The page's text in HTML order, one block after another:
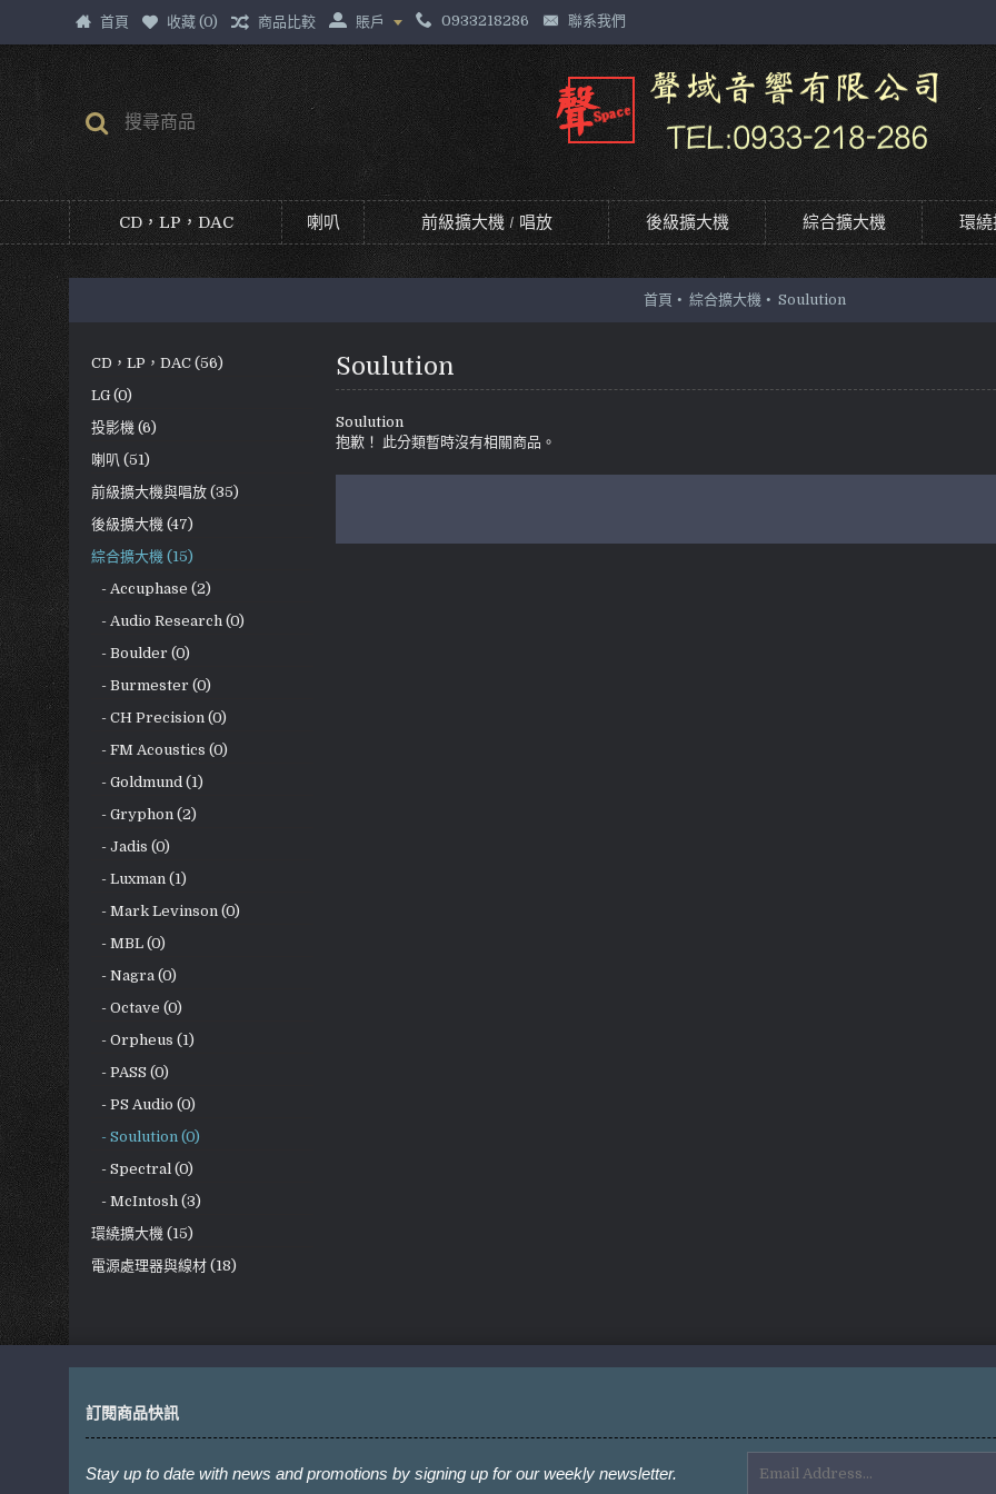
首頁 收藏 (0) 商品比較 賬戶 0933218286 聯系我們
CD，LP，DAC 喇叭 前級擴大機 / 唱放 後級擴大機 綜合擴大機 環繞
首頁 綜合擴大機 Soulution
CD，LP，DAC (56)
LG (0)
投影機 (6)
喇叭 (51)
前級擴大機與唱放 (35)
後級擴大機 (47)
綜合擴大機 (15)
- Accuphase (2)
- Audio Research (0)
- Boulder (0)
- Burmester (0)
- CH Precision (0)
- FM Acoustics (0)
- Goldmund (1)
- Gryphon (2)
- Jadis (0)
- Luxman (1)
- Mark Levinson (0)
- MBL (0)
- Nagra (0)
- Octave (0)
- Orpheus (1)
- PASS (0)
- PS Audio (0)
- Soulution (0)
- Spectral (0)
- McIntosh (3)
環繞擴大機 (15)
電源處理器與線材 (18)
Soulution
Soulution
抱歉！ 此分類暫時沒有相關商品。
訂閱商品快訊
Stay up to date with news and promotions by signing up for our weekly newsletter.